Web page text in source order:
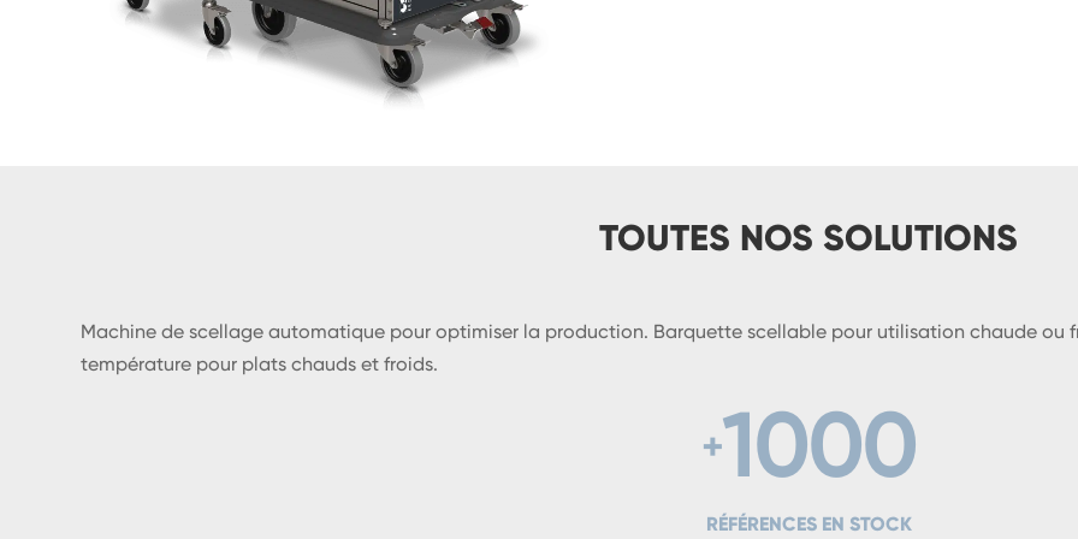
TOUTES NOS SOLUTIONS
Machine de scellage automatique pour optimiser la production. Barquette scellable pour utilisation chaude ou
température pour plats chauds et froids.
1000
RÉFÉRENCES EN STOCK